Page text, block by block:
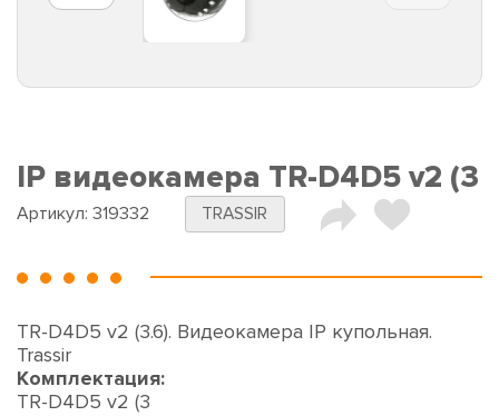
IP видеокамера TR-D4D5 v2 (3
Артикул: 319332 TRASSIR
TR-D4D5 v2 (3.6). Видеокамера IP купольная.
Trassir
Комплектация:
TR-D4D5 v2 (3